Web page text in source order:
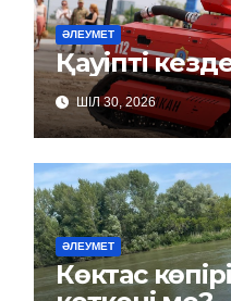
ӘЛЕУМЕТ
Қауіпті
ШІЛ 30, 2026
ӘЛЕУМЕТ
Көктас